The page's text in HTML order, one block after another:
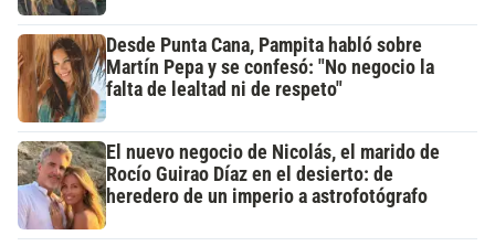
Desde Punta Cana, Pampita habló sobre
Martín Pepa y se confesó: "No negocio la
falta de lealtad ni de respeto"
El nuevo negocio de Nicolás, el marido de
Rocío Guirao Díaz en el desierto: de
heredero de un imperio a astrofotógrafo